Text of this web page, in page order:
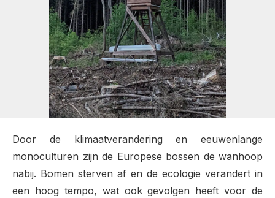
Door de klimaatverandering en eeuwenlange
monoculturen zijn de Europese bossen de wanhoop
nabij. Bomen sterven af en de ecologie verandert in
een hoog tempo, wat ook gevolgen heeft voor de